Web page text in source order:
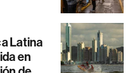
Latina
en